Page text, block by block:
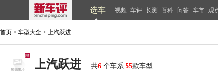
选车 视频 车评 长测 百科 问答 车市 观
首页 > 车型大全 > 上汽跃进
上汽跃进 共6 个车系 55款车型